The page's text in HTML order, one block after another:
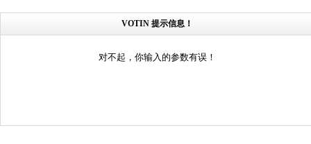
VOTIN 提示信息！
对不起，你输入的参数有误！